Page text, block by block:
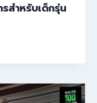
สำหรับเด็กรุ่น